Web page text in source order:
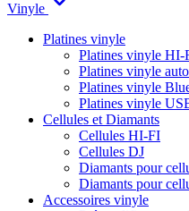
Vinyle
Platines vinyle
Platines vinyle HI-
Platines vinyle
Platines vinyle
Platines vinyle
Cellules et Diamants
Cellules HI-FI
Cellules DJ
Diamants pour
Diamants pour
Accessoires vinyle